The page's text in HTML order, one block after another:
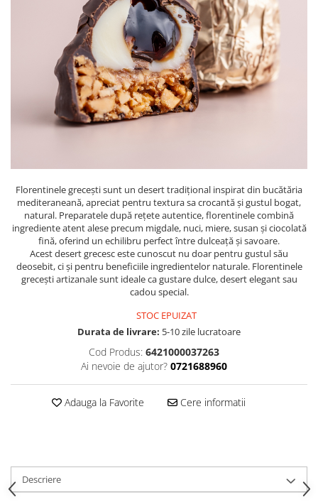
CEAIURI GRECEȘTI
CIOCOLATĂ ȘI CACAO
HEALTHY SNACKS
SUPERALIMENTE
BACANIE
PRODUSE ROMÂNEȘTI
COSMETICE
REMEDII NATURISTE
TOATE PRODUSELE
Florentinele grecești sunt un desert tradițional inspirat din bucătăria
mediteraneană, apreciat pentru textura sa crocantă și gustul bogat,
natural. Preparatele după rețete autentice, florentinele combină
ingrediente atent alese precum migdale, nuci, miere, susan și ciocolată
fină, oferind un echilibru perfect între dulceață și savoare.
Acest desert grecesc este cunoscut nu doar pentru gustul său
deosebit, ci și pentru beneficiile ingredientelor naturale. Florentinele
grecești artizanale sunt ideale ca gustare dulce, desert elegant sau
cadou special.
STOC EPUIZAT
Durata de livrare: 5-10 zile lucratoare
Cod Produs: 6421000037263
Ai nevoie de ajutor? 0721688960
Adauga la Favorite Cere informatii
Descriere